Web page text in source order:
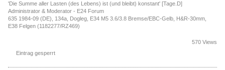
'Die Summe aller Lasten (des Lebens) ist (und bleibt) konstant' [Tage.D]
Administrator & Moderator - E24 Forum
635 1984-09 (DE), 134a, Dogleg, E34 M5 3.6/3.8 Bremse/EBC-Gelb, H&R-30mm,
E38 Felgen (1182277/RZ469)
Eintrag gesperrt
570 Views